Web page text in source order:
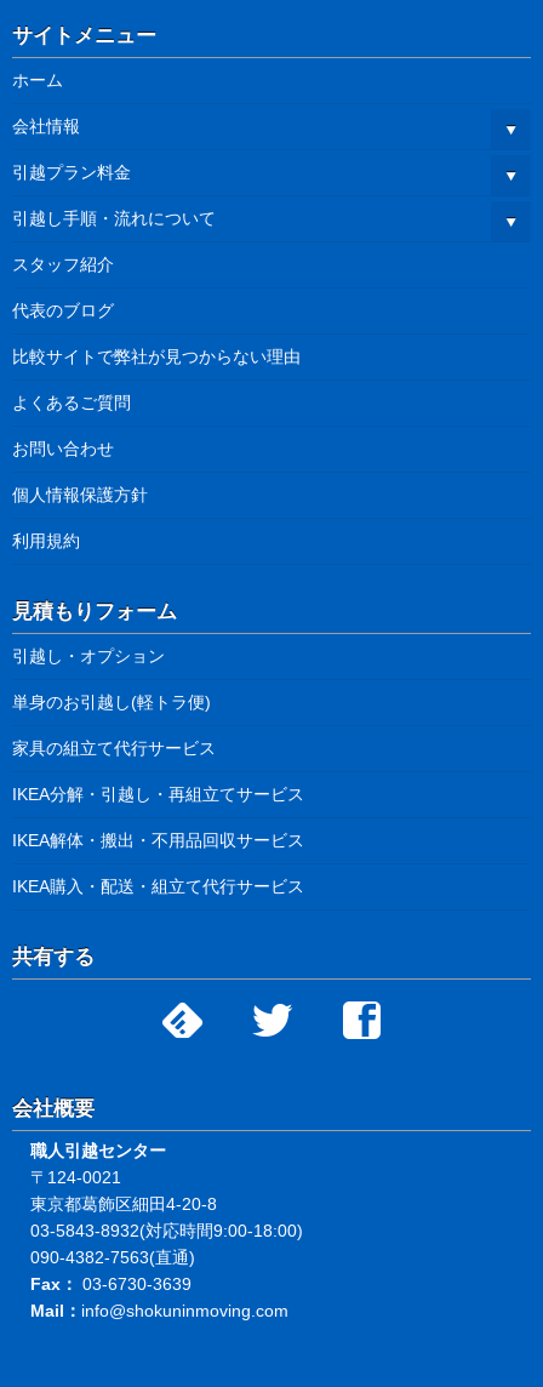
サイトメニュー
ホーム
会社情報
引越プラン料金
引越し手順・流れについて
スタッフ紹介
代表のブログ
比較サイトで弊社が見つからない理由
よくあるご質問
お問い合わせ
個人情報保護方針
利用規約
見積もりフォーム
引越し・オプション
単身のお引越し(軽トラ便)
家具の組立て代行サービス
IKEA分解・引越し・再組立てサービス
IKEA解体・搬出・不用品回収サービス
IKEA購入・配送・組立て代行サービス
共有する
会社概要
職人引越センター
〒124-0021
東京都葛飾区細田4-20-8
03-5843-8932(対応時間9:00-18:00)
090-4382-7563(直通)
Fax： 03-6730-3639
Mail： info@shokuninmoving.com